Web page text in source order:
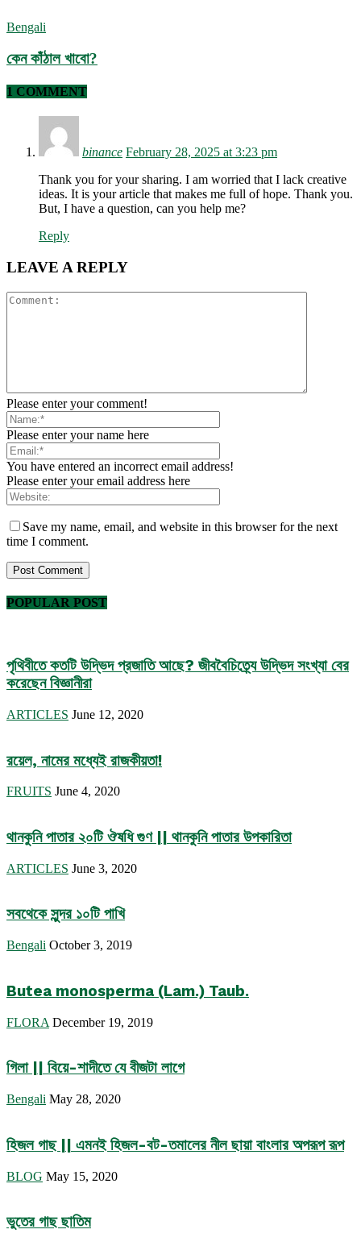
Bengali
কেন কাঁঠাল খাবো?
1 COMMENT
binance February 28, 2025 at 3:23 pm
Thank you for your sharing. I am worried that I lack creative
ideas. It is your article that makes me full of hope. Thank you.
But, I have a question, can you help me?
Reply
LEAVE A REPLY
Please enter your comment!
Please enter your name here
You have entered an incorrect email address!
Please enter your email address here
Save my name, email, and website in this browser for the next
time I comment.
POPULAR POST
পৃথিবীতে কতটি উদ্ভিদ প্রজাতি আছে? জীববৈচিত্র্যে উদ্ভিদ সংখ্যা বের
করেছেন বিজ্ঞানীরা
ARTICLES June 12, 2020
রয়েল, নামের মধ্যেই রাজকীয়তা!
FRUITS June 4, 2020
থানকুনি পাতার ২০টি ঔষধি গুণ || থানকুনি পাতার উপকারিতা
ARTICLES June 3, 2020
সবথেকে সুন্দর ১০টি পাখি
Bengali October 3, 2019
Butea monosperma (Lam.) Taub.
FLORA December 19, 2019
গিলা || বিয়ে-শাদীতে যে বীজটা লাগে
Bengali May 28, 2020
হিজল গাছ || এমনই হিজল-বট-তমালের নীল ছায়া বাংলার অপরূপ রূপ
BLOG May 15, 2020
ভুতের গাছ ছাতিম